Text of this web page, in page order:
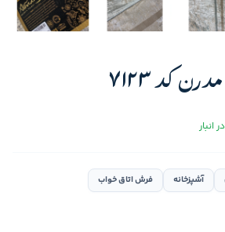
کد 7123
انبار
آشپزخانه فرش اتاق خواب